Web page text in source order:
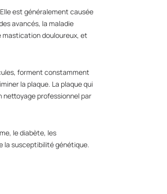
est généralement causée
avancés, la maladie
mastication douloureux, et
forment constamment
la plaque. La plaque qui
nettoyage professionnel par
le diabète, les
la susceptibilité génétique.